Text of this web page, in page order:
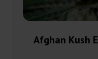
Afghan Kush